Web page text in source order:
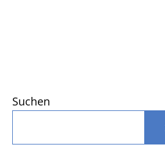
Suchen